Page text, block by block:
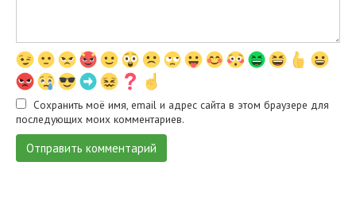
Сохранить моё имя, email и адрес сайта в этом браузере для
последующих моих комментариев.